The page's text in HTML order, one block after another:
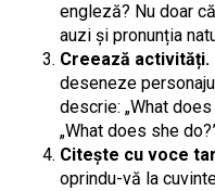
engleză? Nu doar
auzi și pronunția
Creează activități.
deseneze
descrie: „What
„What does she
Citește cu voce
oprindu-vă la